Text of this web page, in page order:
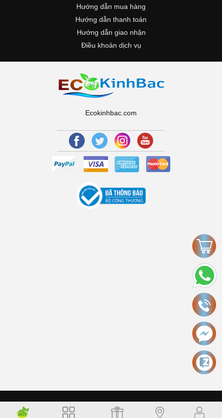
Hướng dẫn mua hàng
Hướng dẫn thanh toán
Hướng dẫn giao nhận
Điều khoản dịch vụ
Ecokinhbac.com
Copyright © 2006 Ecokinhbac.com Alright reversed. Designed
ecokinhbac.com
Cung cấp bởi Sapo